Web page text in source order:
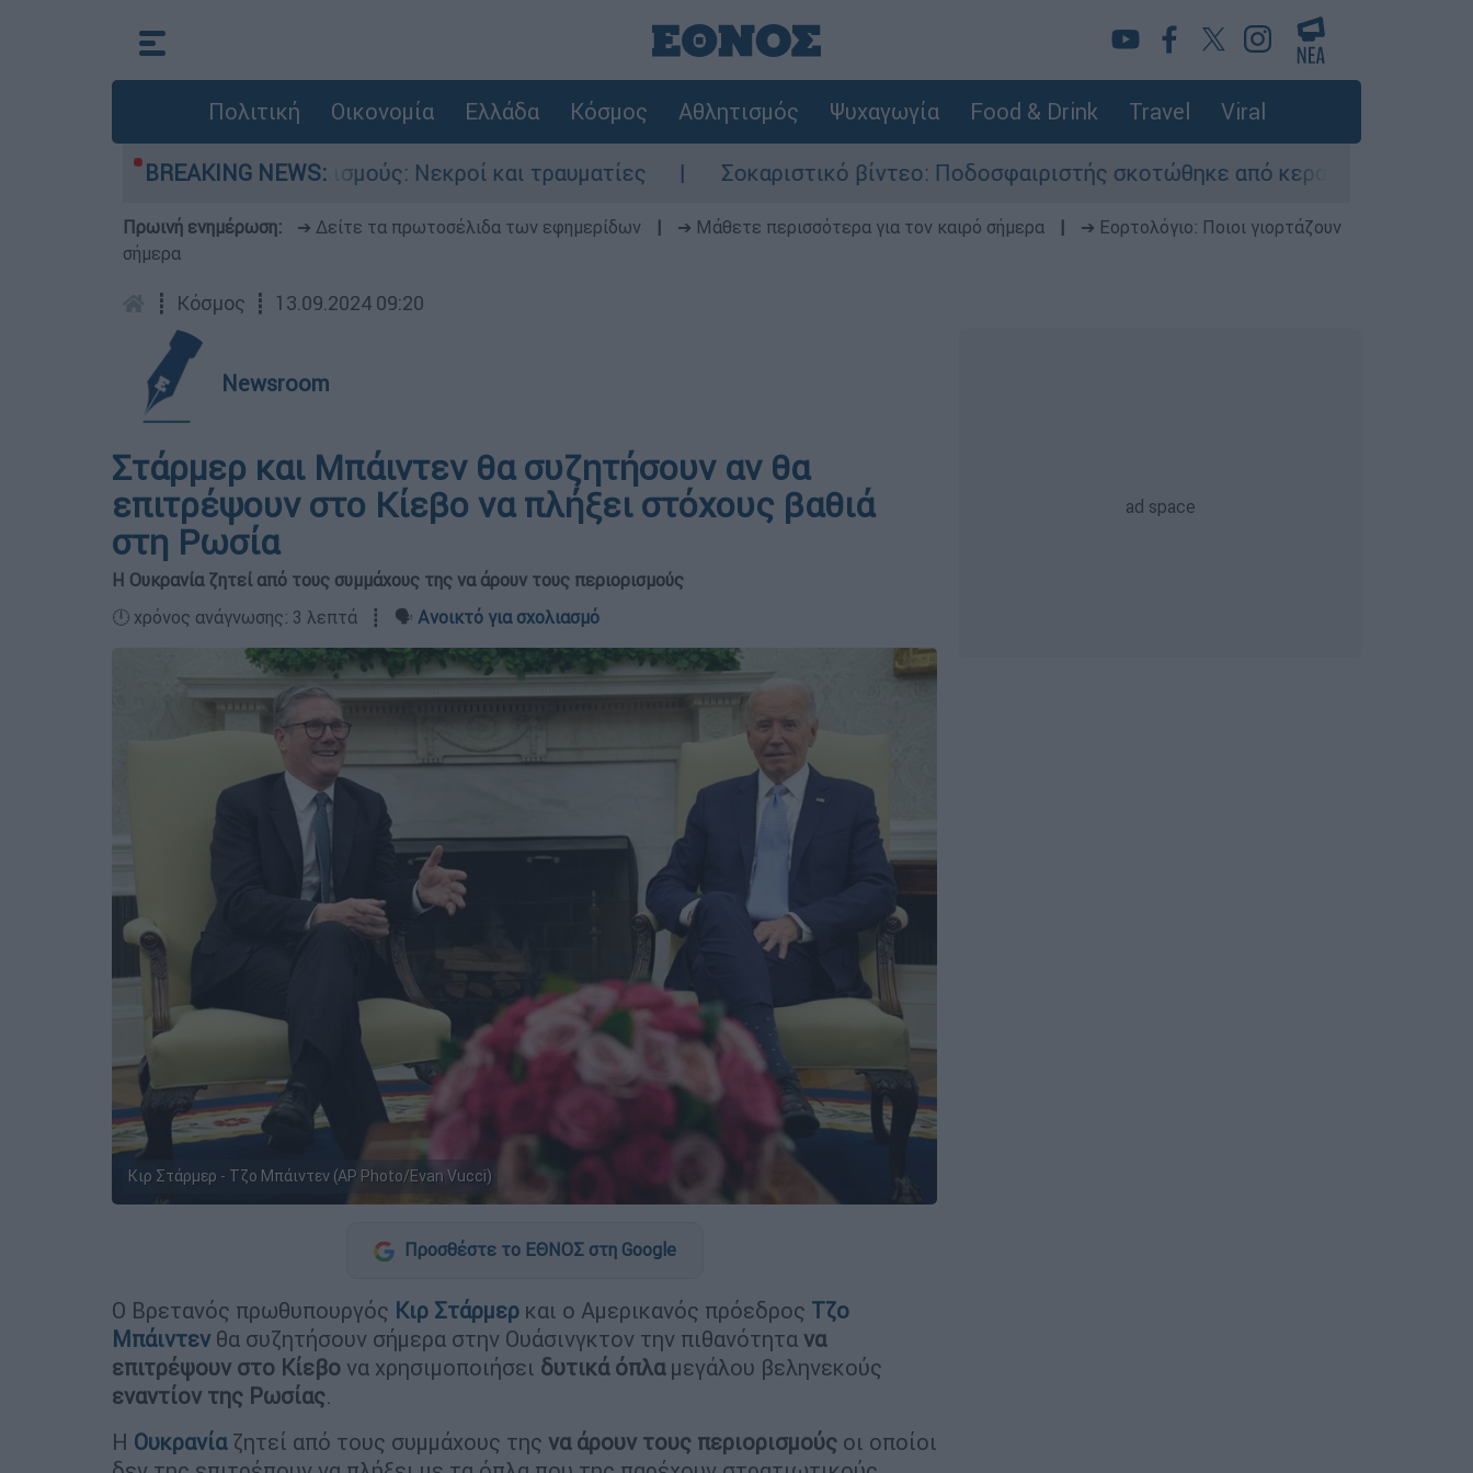
Πολιτική Οικονομία Ελλάδα Κόσμος Αθλητισμός Ψυχαγωγία Food & Drink Travel Viral
BREAKING NEWS:
από πυροβολισμούς: Νεκροί και τραυματίες Σοκαριστικό βίντεο: Ποδοσφαιριστής σκοτώθηκε από κεραυνό κατά τη διάρκεια αγώνα
Πρωινή ενημέρωση: ➔ Δείτε τα πρωτοσέλιδα των εφημερίδων ➔ Μάθετε περισσότερα για τον καιρό σήμερα
➔ Εορτολόγιο: Ποιοι γιορτάζουν
σήμερα
┋ Κόσμος ┋ 13.09.2024 09:20
Newsroom
Στάρμερ και Μπάιντεν θα συζητήσουν αν θα
επιτρέψουν στο Κίεβο να πλήξει στόχους βαθιά
στη Ρωσία
Η Ουκρανία ζητεί από τους συμμάχους της να άρουν τους περιορισμούς
🕛 χρόνος ανάγνωσης: 3 λεπτά ┋ 🗣️ Ανοικτό για σχολιασμό
Κιρ Στάρμερ - Τζο Μπάιντεν (AP Photo/Evan Vucci)
Προσθέστε το ΕΘΝΟΣ στη Google
Ο Βρετανός πρωθυπουργός Κιρ Στάρμερ και ο Αμερικανός πρόεδρος Τζο
Μπάιντενθα συζητήσουν σήμερα στην Ουάσινγκτον την πιθανότητα να
επιτρέψουν στο Κίεβο να χρησιμοποιήσει δυτικά όπλαμεγάλου βεληνεκούς
εναντίον της Ρωσίας.
Η Ουκρανία ζητεί από τους συμμάχους της να άρουν τους περιορισμούς οι οποίοι